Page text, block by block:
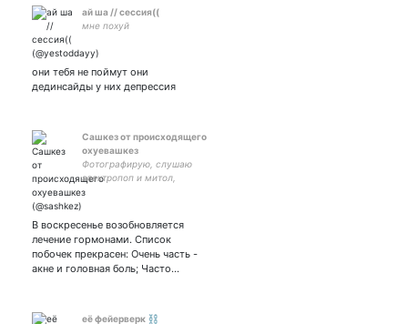
ай ша // сессия((
мне похуй
они тебя не поймут они
дединсайды у них депрессия
Сашкез от происходящего
охуевашкез
Фотографирую, слушаю
электропоп и митол,
тетешу кота, работаю в
севере.
В воскресенье возобновляется
лечение гормонами. Список
побочек прекрасен: Очень часть -
акне и головная боль; Часто…
её фейерверк ⛓️